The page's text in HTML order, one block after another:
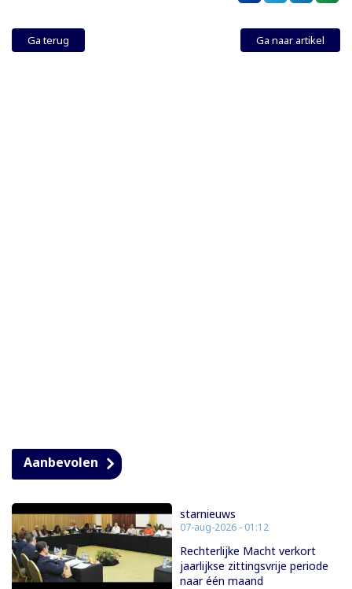
Ga terug Ga naar artikel
Aanbevolen
starnieuws
07-aug-2026 - 01:12
Rechterlijke Macht verkort
jaarlijkse zittingsvrije periode
naar één maand